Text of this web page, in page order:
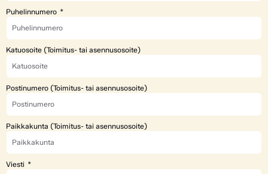
Puhelinnumero
Katuosoite (Toimitus- tai asennusosoite)
Postinumero (Toimitus- tai asennusosoite)
Paikkakunta (Toimitus- tai asennusosoite)
Viesti